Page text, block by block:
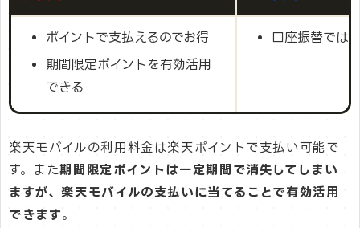
ポイントで支払えるのでお得
期間限定ポイントを有効活用
できる
口座振替では
楽天モバイルの利用料金は楽天ポイントで支払い可能で
す。また期間限定ポイントは一定期間で消失してしまい
ますが、楽天モバイルの支払いに当てることで有効活用
できます。